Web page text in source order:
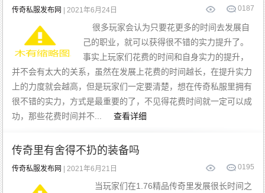
187
0
传奇私服发布网 | 2021年6月24日
很多玩家会认为只要花更多的时间去发展自
己的职业，就可以获得很不错的实力提升了。
事实上玩家们花费的时间和自身实力的提升，
并不会有太大的关系，虽然在发展上花费的时间越长，在提升实力
上的力度就会越高，但是玩家们一定要清楚，想在传奇私服里拥有
很不错的实力，方式是最重要的了，不见得花费时间就一定可以成
功，那些花费时间并不...
查看详细
传奇里有舍得不扔的装备吗
195
0
传奇私服发布网 | 2021年6月21日
当玩家们在1.76精品传奇里发展很长时间之